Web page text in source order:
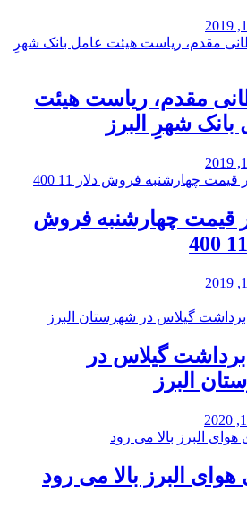
مقدم، ریاست هیئت
بانک شهرِ البرز
قیمت چهارشنبه فروش
برداشت گیلاس در
البرز
هوای البرز بالا می رود